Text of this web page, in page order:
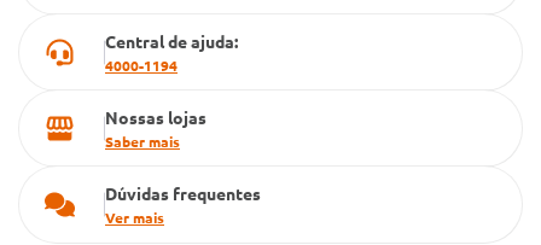
Central de ajuda:
4000-1194
Nossas lojas
Saber mais
Dúvidas frequentes
Ver mais